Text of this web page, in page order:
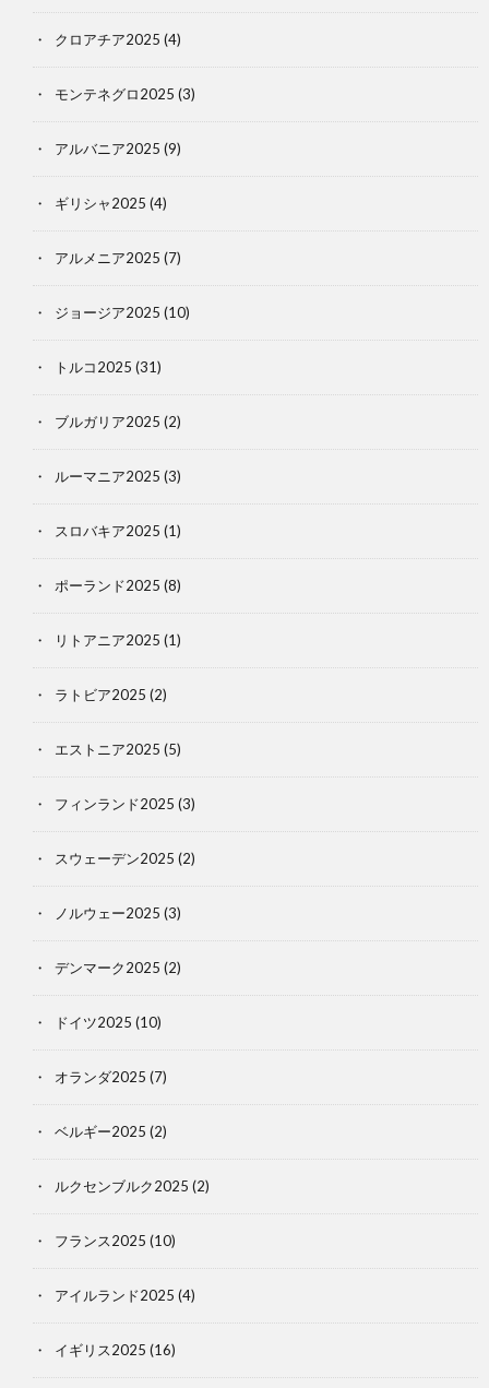
クロアチア2025 (4)
モンテネグロ2025 (3)
アルバニア2025 (9)
ギリシャ2025 (4)
アルメニア2025 (7)
ジョージア2025 (10)
トルコ2025 (31)
ブルガリア2025 (2)
ルーマニア2025 (3)
スロバキア2025 (1)
ポーランド2025 (8)
リトアニア2025 (1)
ラトビア2025 (2)
エストニア2025 (5)
フィンランド2025 (3)
スウェーデン2025 (2)
ノルウェー2025 (3)
デンマーク2025 (2)
ドイツ2025 (10)
オランダ2025 (7)
ベルギー2025 (2)
ルクセンブルク2025 (2)
フランス2025 (10)
アイルランド2025 (4)
イギリス2025 (16)